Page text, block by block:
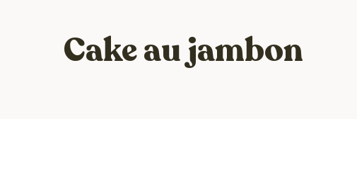
Cake au jambon